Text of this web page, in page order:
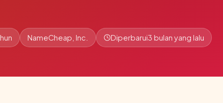
NameCheap, Inc. Diperbarui3 bulan yang lalu